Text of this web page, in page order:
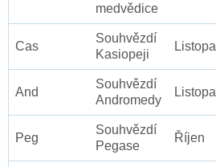
medvědice
Cas
Souhvězdí
Kasiopeji
And
Souhvězdí
Andromedy
Peg
Souhvězdí
Pegase
Říjen